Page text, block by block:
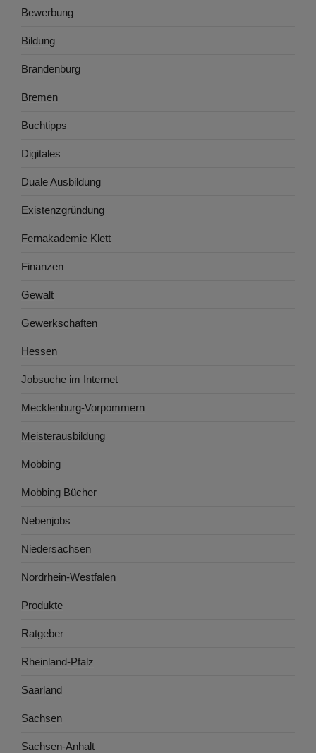
Bewerbung
Bildung
Brandenburg
Bremen
Buchtipps
Digitales
Duale Ausbildung
Existenzgründung
Fernakademie Klett
Finanzen
Gewalt
Gewerkschaften
Hessen
Jobsuche im Internet
Mecklenburg-Vorpommern
Meisterausbildung
Mobbing
Mobbing Bücher
Nebenjobs
Niedersachsen
Nordrhein-Westfalen
Produkte
Ratgeber
Rheinland-Pfalz
Saarland
Sachsen
Sachsen-Anhalt